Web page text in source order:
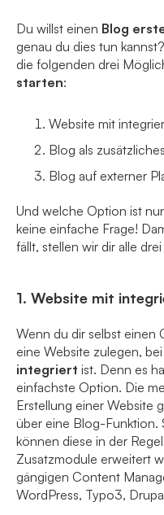
Du willst einen Blog
genau du dies tun
die folgenden drei
starten:
Website mit
Blog als
Blog auf externer
Und welche Option ist
keine einfache Frage!
fällt, stellen wir dir alle
1. Website mit
Wenn du dir selbst einen
eine Website zulegen,
integriert ist. Denn es
einfachste Option. Die
Erstellung einer Website
über eine Blog-Funktion.
können diese in der
Zusatzmodule erweitert
gängigen Content
WordPress, Typo3,